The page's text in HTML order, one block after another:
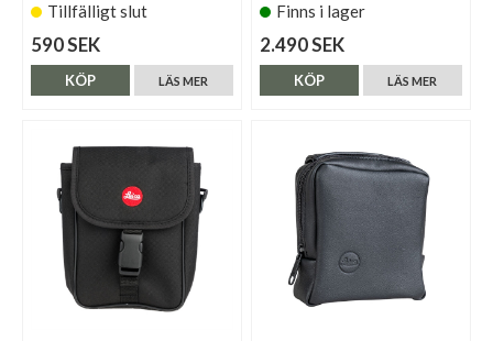
Tillfälligt slut
590 SEK
LÄS MER
KÖP
Finns i lager
2.490 SEK
LÄS MER
KÖP